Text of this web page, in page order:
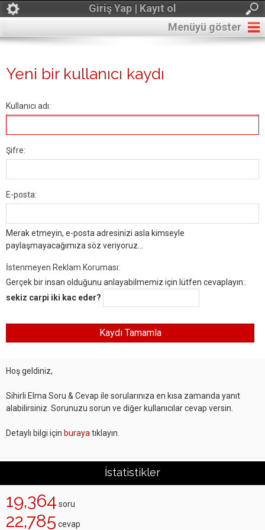
Giriş Yap | Kayıt ol
Menüyü göster
Yeni bir kullanıcı kaydı
Kullanıcı adı:
Şifre:
E-posta:
Merak etmeyin, e-posta adresinizi asla kimseyle
paylaşmayacağımıza söz veriyoruz...
İstenmeyen Reklam Koruması:
Gerçek bir insan olduğunu anlayabilmemiz için lütfen cevaplayın:.
sekiz carpi iki kac eder?
Hoş geldiniz,
Sihirli Elma Soru & Cevap ile sorularınıza en kısa zamanda yanıt
alabilirsiniz. Sorunuzu sorun ve diğer kullanıcılar cevap versin.
Detaylı bilgi için buraya tıklayın.
İstatistikler
19,364 soru
22,785 cevap